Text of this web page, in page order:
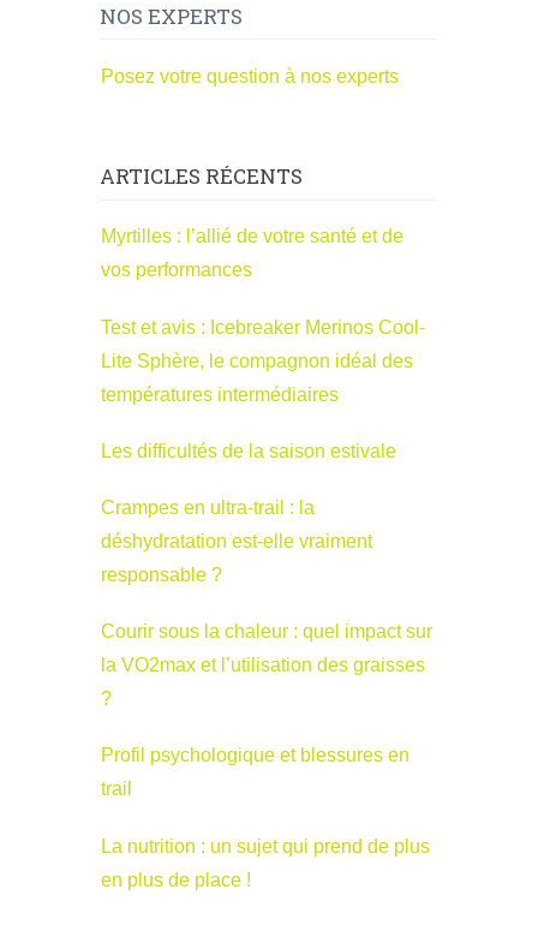
NOS EXPERTS
Posez votre question à nos experts
ARTICLES RÉCENTS
Myrtilles : l’allié de votre santé et de
vos performances
Test et avis : Icebreaker Merinos Cool-
Lite Sphère, le compagnon idéal des
températures intermédiaires
Les difficultés de la saison estivale
Crampes en ultra-trail : la
déshydratation est-elle vraiment
responsable ?
Courir sous la chaleur : quel impact sur
la VO2max et l’utilisation des graisses
?
Profil psychologique et blessures en
trail
La nutrition : un sujet qui prend de plus
en plus de place !